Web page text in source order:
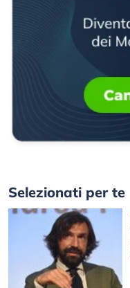
Selezionati per te